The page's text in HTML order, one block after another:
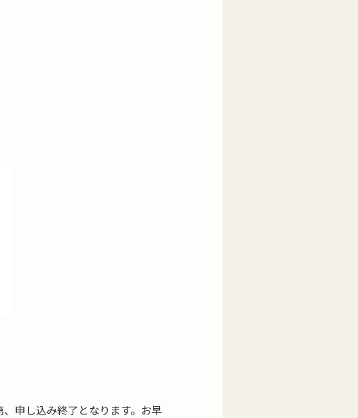
申し込み終了となります。お早